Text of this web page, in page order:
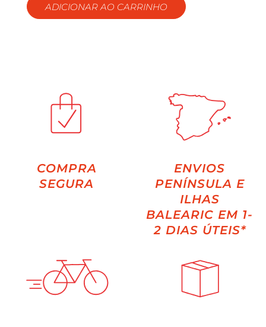
ADICIONAR AO CARRINHO
COMPRA
SEGURA
ENVIOS
PENÍNSULA E
ILHAS
BALEARIC EM 1-
2 DIAS ÚTEIS*